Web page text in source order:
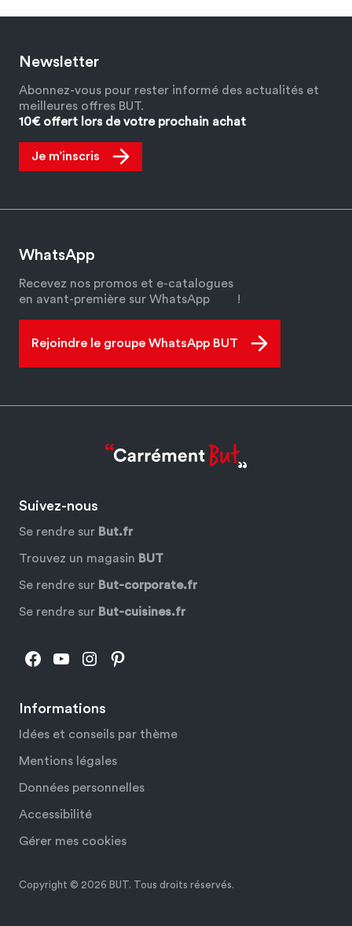
Newsletter
Abonnez-vous pour rester informé des actualités et
meilleures offres BUT.
10€ offert lors de votre prochain achat
Je m’inscris
WhatsApp
Recevez nos promos et e-catalogues
en avant-première sur WhatsApp
!
Rejoindre le groupe WhatsApp BUT
Informations
Idées et conseils par thème
Mentions légales
Données personnelles
Accessibilité
Gérer mes cookies
Suivez-nous
Se rendre sur But.fr
Trouvez un magasin BUT
Se rendre sur But-corporate.fr
Se rendre sur But-cuisines.fr
Facebook
YouTube
Instagram
Pinterest
Copyright © 2026 BUT. Tous droits réservés.